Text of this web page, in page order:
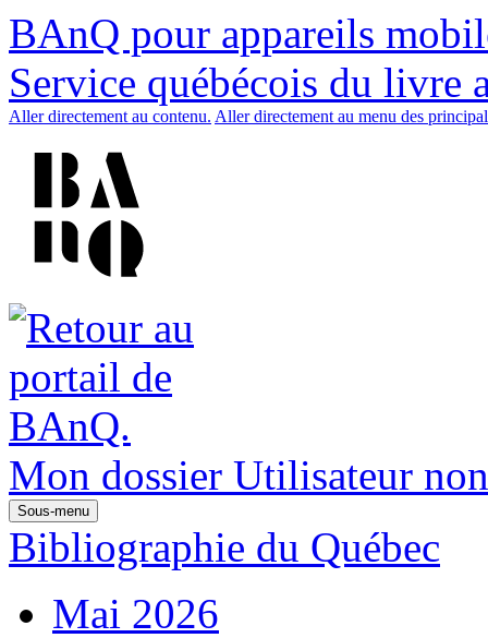
BAnQ pour appareils
Service québécois du livre
Aller directement au contenu. Aller directement au menu des
Mon dossier Utilisateur
Sous-menu
Bibliographie du Québec
Mai 2026